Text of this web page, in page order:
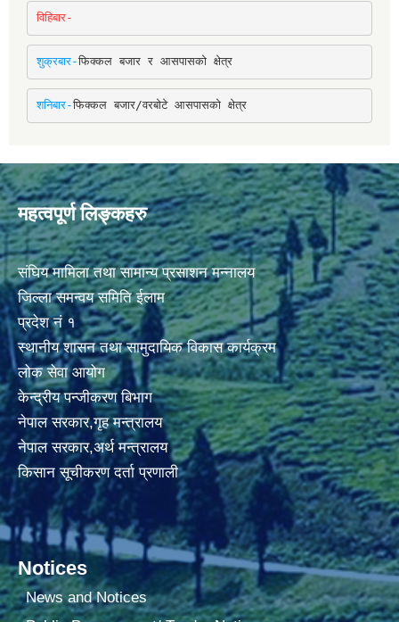
विहिबार-
शुक्रबार-फिक्कल बजार र आसपासको क्षेत्र
शनिबार-फिक्कल बजार/वरबोटे आसपासको क्षेत्र
महत्वपूर्ण लिङ्कहरु
संघिय मामिला तथा सामान्य प्रसाशन मन्नालय
जिल्ला समन्वय समिति ईलाम
प्रदेश नं १
स्थानीय शासन तथा सामुदायिक विकास कार्यक्रम
लोक सेवा आयोग
केन्द्रीय पन्जीकरण बिभाग
नेपाल सरकार,गृह मन्त्रालय
नेपाल सरकार,अर्थ मन्त्रालय
किसान सूचीकरण दर्ता प्रणाली
Notices
News and Notices